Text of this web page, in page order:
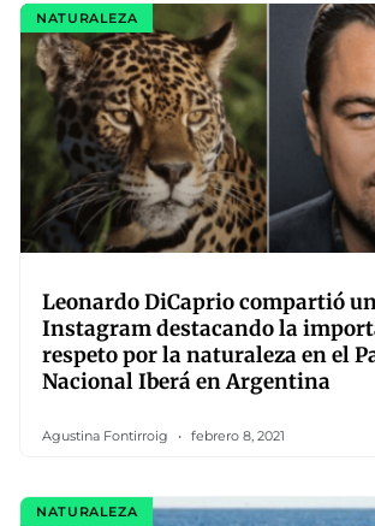
NATURALEZA
Leonardo DiCaprio compartió
Instagram destacando la
respeto por la naturaleza en el
Nacional Iberá en Argentina
Agustina Fontirroig febrero 8, 2021
NATURALEZA